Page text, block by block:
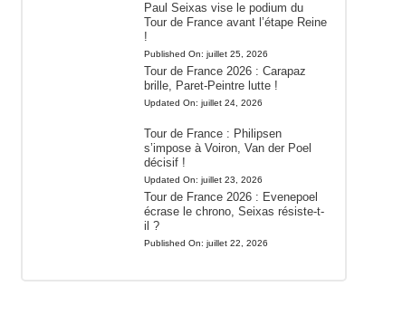
Paul Seixas vise le podium du
Tour de France avant l’étape Reine
!
Published On: juillet 25, 2026
Tour de France 2026 : Carapaz
brille, Paret-Peintre lutte !
Updated On: juillet 24, 2026
Tour de France : Philipsen
s’impose à Voiron, Van der Poel
décisif !
Updated On: juillet 23, 2026
Tour de France 2026 : Evenepoel
écrase le chrono, Seixas résiste-t-
il ?
Published On: juillet 22, 2026